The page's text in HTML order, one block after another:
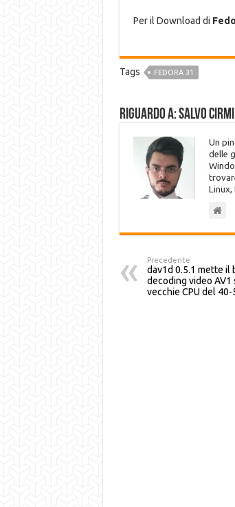
Per il Download di
Tags FEDORA 31
Riguardo a: Salvo
Un
delle
Linux,
Precedente
dav1d 0.5.1 mette il
decoding video AV1
vecchie CPU del 40-